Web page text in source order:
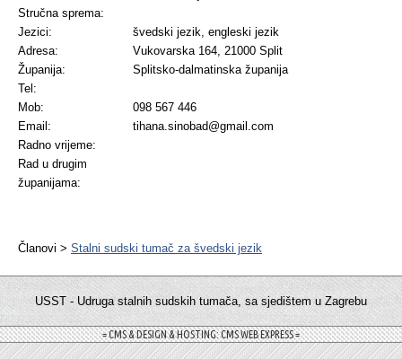
Stručna sprema:
Jezici:
švedski jezik, engleski jezik
Adresa:
Vukovarska 164, 21000 Split
Županija:
Splitsko-dalmatinska županija
Tel:
Mob:
098 567 446
Email:
tihana.sinobad@gmail.com
Radno vrijeme:
Rad u drugim
županijama:
Članovi > Stalni sudski tumač za švedski jezik
USST - Udruga stalnih sudskih tumača, sa sjedištem u Zagrebu
= CMS & DESIGN & HOSTING: CMS WEB EXPRESS =